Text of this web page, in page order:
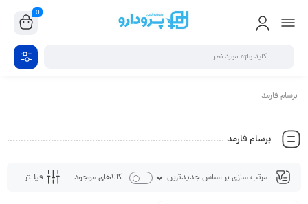
0
برسام فارمد
برسام فارمد
فیلـتر کالاهای موجود